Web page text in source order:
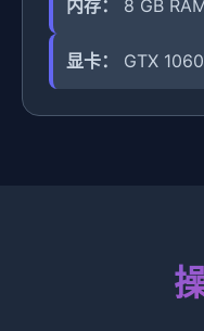
内存： 8 GB
显卡： GTX